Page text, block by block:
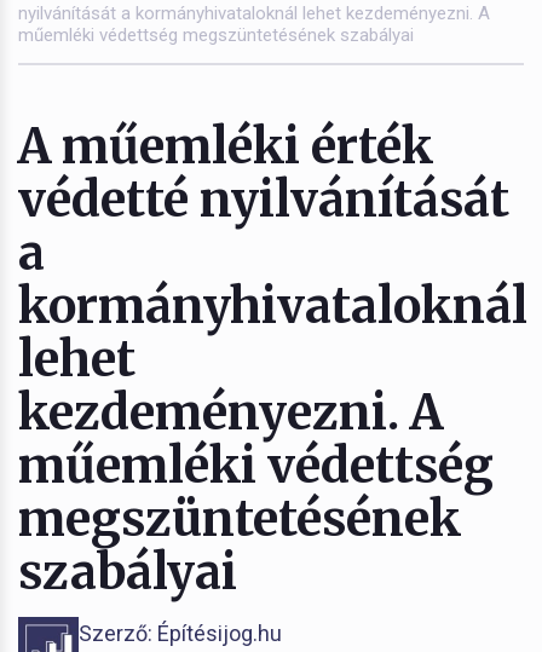
nyilvánítását a kormányhivataloknál lehet kezdeményezni. A
műemléki védettség megszüntetésének szabályai
A műemléki érték
védetté nyilvánítását
a
kormányhivataloknál
lehet
kezdeményezni. A
műemléki védettség
megszüntetésének
szabályai
Szerző: Építésijog.hu